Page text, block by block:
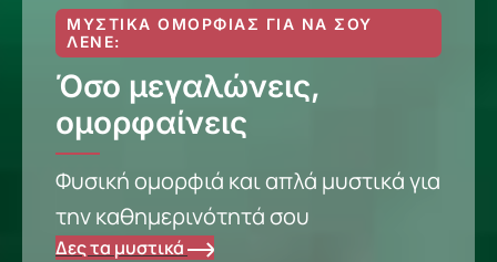
ΜΥΣΤΙΚΆ ΟΜΟΡΦΙΆΣ ΓΙΑ ΝΑ ΣΟΥ
ΛΈΝΕ:
Όσο μεγαλώνεις,
ομορφαίνεις
Φυσική ομορφιά και απλά μυστικά για
την καθημερινότητά σου
Δες τα μυστικά